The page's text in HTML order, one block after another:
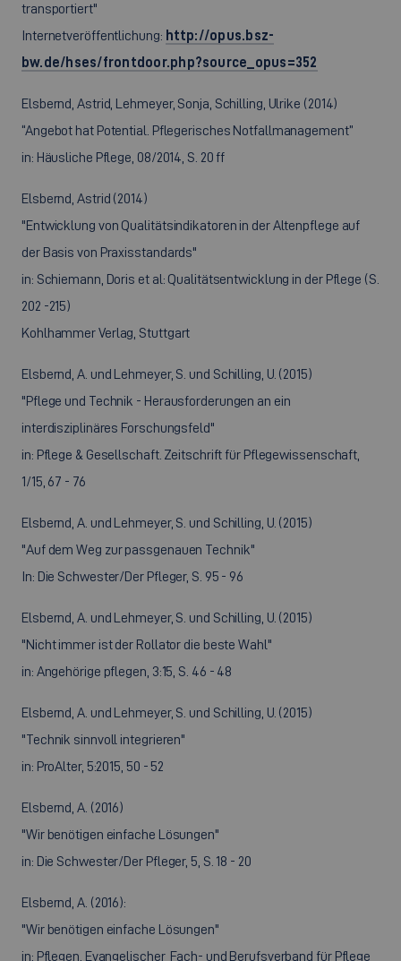
transportiert"
Internetveröffentlichung: http://opus.bsz-
bw.de/hses/frontdoor.php?source_opus=352
Elsbernd, Astrid, Lehmeyer, Sonja, Schilling, Ulrike (2014)
“Angebot hat Potential. Pflegerisches Notfallmanagement”
in: Häusliche Pflege, 08/2014, S. 20 ff
Elsbernd, Astrid (2014)
"Entwicklung von Qualitätsindikatoren in der Altenpflege auf
der Basis von Praxisstandards"
in: Schiemann, Doris et al: Qualitätsentwicklung in der Pflege (S.
202 -215)
Kohlhammer Verlag, Stuttgart
Elsbernd, A. und Lehmeyer, S. und Schilling, U. (2015)
"Pflege und Technik - Herausforderungen an ein
interdisziplinäres Forschungsfeld"
in: Pflege & Gesellschaft. Zeitschrift für Pflegewissenschaft,
1/15, 67 - 76
Elsbernd, A. und Lehmeyer, S. und Schilling, U. (2015)
"Auf dem Weg zur passgenauen Technik"
In: Die Schwester/Der Pfleger, S. 95 - 96
Elsbernd, A. und Lehmeyer, S. und Schilling, U. (2015)
"Nicht immer ist der Rollator die beste Wahl"
in: Angehörige pflegen, 3:15, S. 46 - 48
Elsbernd, A. und Lehmeyer, S. und Schilling, U. (2015)
"Technik sinnvoll integrieren"
in: ProAlter, 5:2015, 50 - 52
Elsbernd, A. (2016)
"Wir benötigen einfache Lösungen"
in: Die Schwester/Der Pfleger, 5, S. 18 - 20
Elsbernd, A. (2016):
"Wir benötigen einfache Lösungen"
in: Pflegen, Evangelischer Fach- und Berufsverband für Pflege